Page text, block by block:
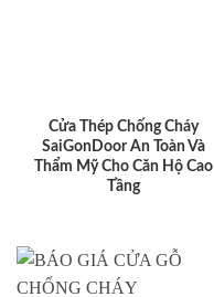
Cửa Thép Chống Cháy
SaiGonDoor An Toàn Và
Thẩm Mỹ Cho Căn Hộ Cao
Tầng